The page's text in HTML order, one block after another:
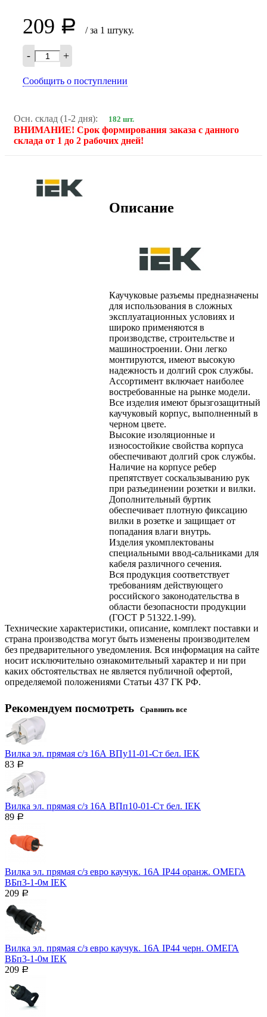
209 Р / за 1 штуку.
- +
Сообщить о поступлении
Осн. склад (1-2 дня): 182 шт.
ВНИМАНИЕ! Срок формирования заказа с данного
склада от 1 до 2 рабочих дней!
Описание
Каучуковые разъемы предназначены
для использования в сложных
эксплуатационных условиях и
широко применяются в
производстве, строительстве и
машиностроении. Они легко
монтируются, имеют высокую
надежность и долгий срок службы.
Ассортимент включает наиболее
востребованные на рынке модели.
Все изделия имеют брызгозащитный
каучуковый корпус, выполненный в
черном цвете.
Высокие изоляционные и
износостойкие свойства корпуса
обеспечивают долгий срок службы.
Наличие на корпусе ребер
препятствует соскальзыванию рук
при разъединении розетки и вилки.
Дополнительный буртик
обеспечивает плотную фиксацию
вилки в розетке и защищает от
попадания влаги внутрь.
Изделия укомплектованы
специальными ввод-сальниками для
кабеля различного сечения.
Вся продукция соответствует
требованиям действующего
российского законодательства в
области безопасности продукции
(ГОСТ Р 51322.1-99).
Технические характеристики, описание, комплект поставки и
страна производства могут быть изменены производителем
без предварительного уведомления. Вся информация на сайте
носит исключительно ознакомительный характер и ни при
каких обстоятельствах не является публичной офертой,
определяемой положениями Статьи 437 ГК РФ.
Рекомендуем посмотреть Сравнить все
Вилка эл. прямая с/з 16А ВПу11-01-Ст бел. IEK
83 Р
Вилка эл. прямая с/з 16А ВПп10-01-Ст бел. IEK
89 Р
Вилка эл. прямая с/з евро каучук. 16А IP44 оранж. ОМЕГА
ВБп3-1-0м IEK
209 Р
Вилка эл. прямая с/з евро каучук. 16А IP44 черн. ОМЕГА
ВБп3-1-0м IEK
209 Р